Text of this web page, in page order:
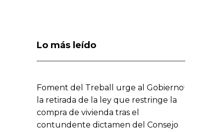
Lo más leído
Foment del Treball urge al Gobierno
la retirada de la ley que restringe la
compra de vivienda tras el
contundente dictamen del Consejo